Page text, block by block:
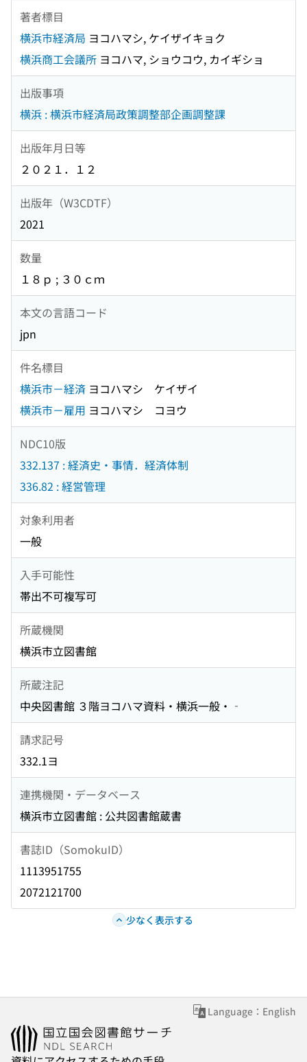
著者標目
横浜市経済局 ヨコハマシ, ケイザイキョク
横浜商工会議所 ヨコハマ, ショウコウ, カイギショ
出版事項
横浜 : 横浜市経済局政策調整部企画調整課
出版年月日等
２０２１．１２
出版年（W3CDTF）
2021
数量
１８ｐ ; ３０ｃｍ
本文の言語コード
jpn
件名標目
横浜市－経済 ヨコハマシ ケイザイ
横浜市－雇用 ヨコハマシ コヨウ
NDC10版
332.137 : 経済史・事情．経済体制
336.82 : 経営管理
対象利用者
一般
入手可能性
帯出不可複写可
所蔵機関
横浜市立図書館
所蔵注記
中央図書館 ３階ヨコハマ資料・横浜一般・‐
請求記号
332.1ヨ
連携機関・データベース
横浜市立図書館 : 公共図書館蔵書
書誌ID（SomokuID）
1113951755
2072121700
少なく表示する
Language：English